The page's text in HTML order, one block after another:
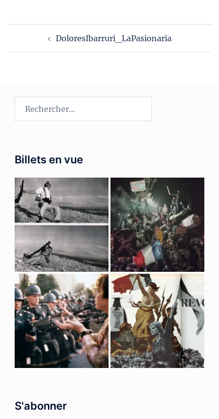
d’article DoloresIbarruri_LaPasionaria
Billets en vue
S'abonner